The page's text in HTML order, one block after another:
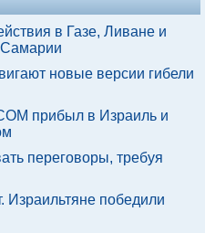
в Газе, Ливане и
новые версии гибели
прибыл в Израиль и
переговоры, требуя
Израильтяне победили